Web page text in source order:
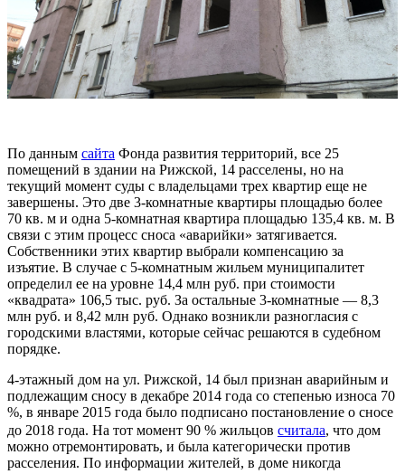
По данным сайта Фонда развития территорий, все 25
помещений в здании на Рижской, 14 расселены, но на
текущий момент суды с владельцами трех квартир еще не
завершены. Это две 3-комнатные квартиры площадью более
70 кв. м и одна 5-комнатная квартира площадью 135,4 кв. м. В
связи с этим процесс сноса «аварийки» затягивается.
Собственники этих квартир выбрали компенсацию за
изъятие. В случае с 5-комнатным жильем муниципалитет
определил ее на уровне 14,4 млн руб. при стоимости
«квадрата» 106,5 тыс. руб. За остальные 3-комнатные — 8,3
млн руб. и 8,42 млн руб. Однако возникли разногласия с
городскими властями, которые сейчас решаются в судебном
порядке.
4-этажный дом на ул. Рижской, 14 был признан аварийным и
подлежащим сносу в декабре 2014 года со степенью износа 70
%, в январе 2015 года было подписано постановление о сносе
до 2018 года. На тот момент 90 % жильцов считала, что дом
можно отремонтировать, и была категорически против
расселения. По информации жителей, в доме никогда